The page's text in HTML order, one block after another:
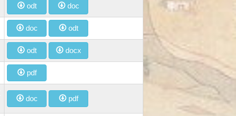
odt doc
doc odt
odt docx
pdf
doc pdf